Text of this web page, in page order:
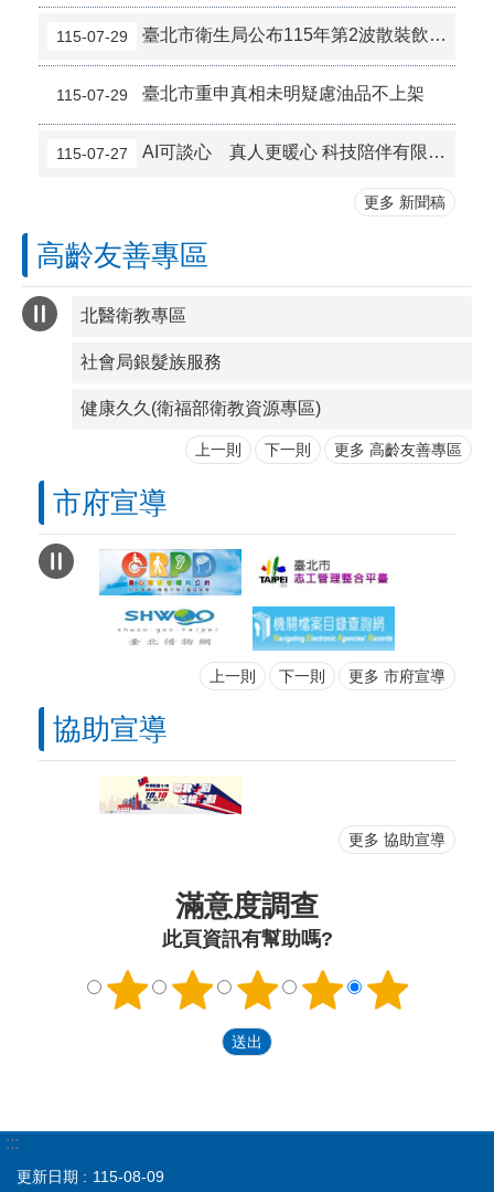
115-07-29 臺北市衛生局公布115年第2波散裝飲冰品及配料抽驗結果
115-07-29 臺北市重申真相未明疑慮油品不上架
115-07-27 AI可談心 真人更暖心 科技陪伴有限度，人際支持有溫度
更多 新聞稿
高齡友善專區
北醫衛教專區
社會局銀髮族服務
健康久久(衛福部衛教資源專區)
上一則 下一則 更多 高齡友善專區
市府宣導
上一則 下一則 更多 市府宣導
協助宣導
更多 協助宣導
滿意度調查
此頁資訊有幫助嗎?
:::
更新日期 115-08-09